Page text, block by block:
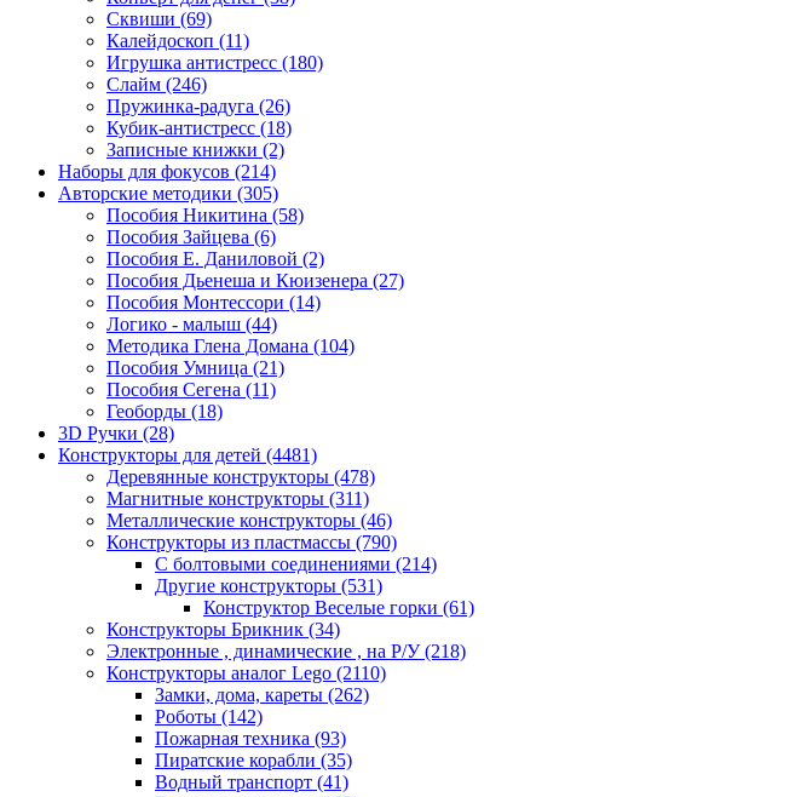
Сквиши (69)
Калейдоскоп (11)
Игрушка антистресс (180)
Слайм (246)
Пружинка-радуга (26)
Кубик-антистресс (18)
Записные книжки (2)
Наборы для фокусов (214)
Авторские методики (305)
Пособия Никитина (58)
Пособия Зайцева (6)
Пособия Е. Даниловой (2)
Пособия Дьенеша и Кюизенера (27)
Пособия Монтессори (14)
Логико - малыш (44)
Методика Глена Домана (104)
Пособия Умница (21)
Пособия Сегена (11)
Геоборды (18)
3D Ручки (28)
Конструкторы для детей (4481)
Деревянные конструкторы (478)
Магнитные конструкторы (311)
Металлические конструкторы (46)
Конструкторы из пластмассы (790)
С болтовыми соединениями (214)
Другие конструкторы (531)
Конструктор Веселые горки (61)
Конструкторы Брикник (34)
Электронные , динамические , на Р/У(218)
Конструкторы аналог Lego (2110)
Замки, дома, кареты (262)
Роботы (142)
Пожарная техника (93)
Пиратские корабли (35)
Водный транспорт (41)